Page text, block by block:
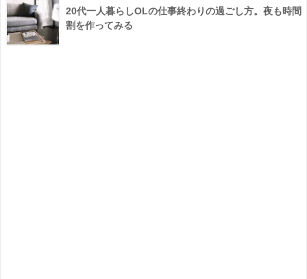
20代一人暮らしOLの仕事終わりの過ごし方。夜も時間
割を作ってみる